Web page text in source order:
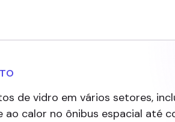
de vidro em vários setores,
calor no ônibus espacial até